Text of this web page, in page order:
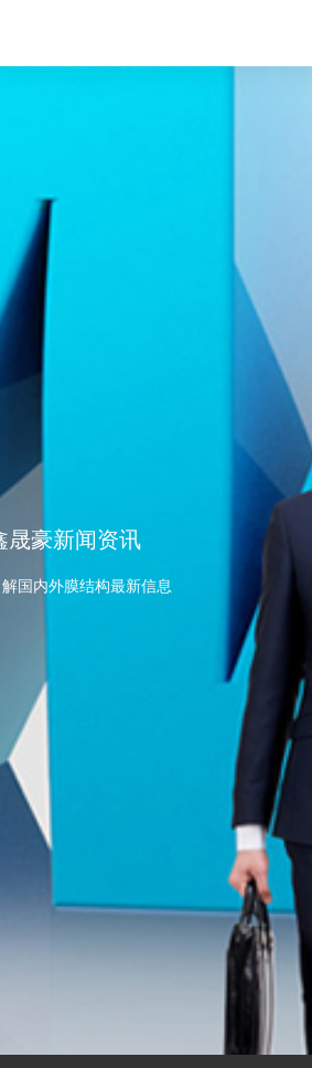
晟豪新闻资讯
国内外膜结构最新信息